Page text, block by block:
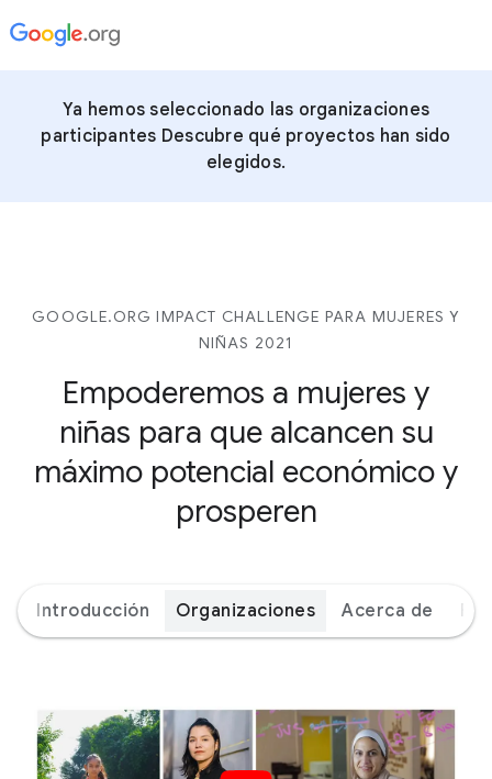
Ya hemos seleccionado las organizaciones
participantes Descubre qué proyectos han sido
elegidos.
GOOGLE.ORG IMPACT CHALLENGE PARA MUJERES Y
NIÑAS 2021
Empoderemos a mujeres y
niñas para que alcancen su
máximo potencial económico y
prosperen
Introducción Organizaciones Acerca de